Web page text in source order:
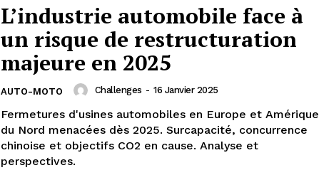
L’industrie automobile face à
un risque de restructuration
majeure en 2025
AUTO-MOTO Challenges - 16 Janvier 2025
Fermetures d'usines automobiles en Europe et Amérique
du Nord menacées dès 2025. Surcapacité, concurrence
chinoise et objectifs CO2 en cause. Analyse et
perspectives.